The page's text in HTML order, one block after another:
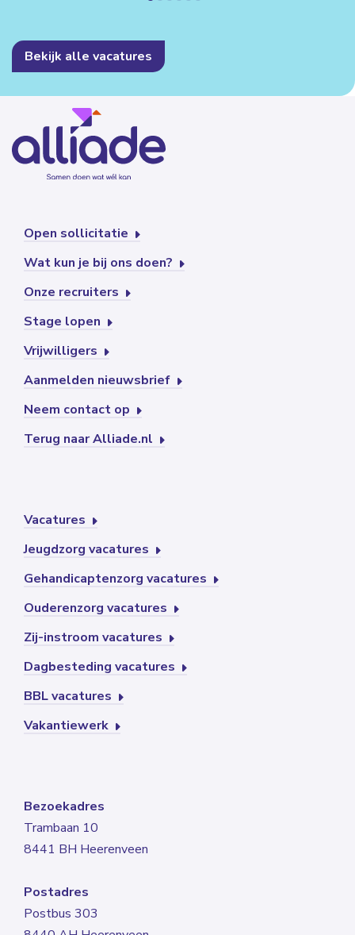
Bekijk alle vacatures
Open sollicitatie
Wat kun je bij ons doen?
Onze recruiters
Stage lopen
Vrijwilligers
Aanmelden nieuwsbrief
Neem contact op
Terug naar Alliade.nl
Vacatures
Jeugdzorg vacatures
Gehandicaptenzorg vacatures
Ouderenzorg vacatures
Zij-instroom vacatures
Dagbesteding vacatures
BBL vacatures
Vakantiewerk
Bezoekadres
Trambaan 10
8441 BH Heerenveen
Postadres
Postbus 303